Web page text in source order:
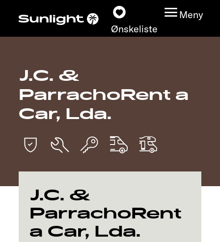
Ønskeliste
Meny
Modeller
Konfigurator
Finn din Sunlight
Oppdage
Service
J.C. &
ParrachoRent a
Car, Lda.
J.C. &
ParrachoRent
a Car, Lda.